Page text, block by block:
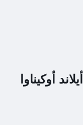
أوكيناوا